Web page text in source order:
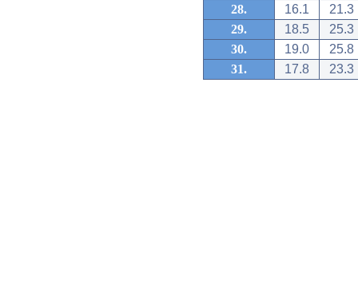
28.
16.1
21.3
29.
18.5
25.3
30.
19.0
25.8
31.
17.8 23.3